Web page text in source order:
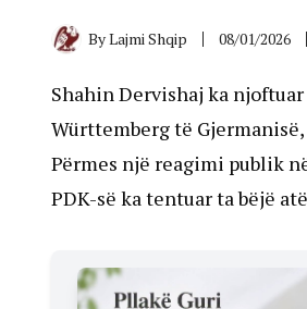
ByLajmi Shqip 08/01/2026
Shahin Dervishaj ka
Württemberg të
Përmes një reagimi publik
PDK-së ka tentuar ta bëjë